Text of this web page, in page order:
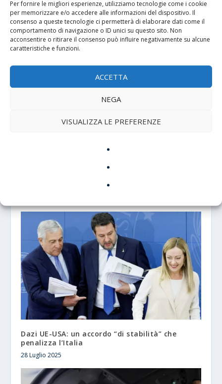
Per fornire le migliori esperienze, utilizziamo tecnologie come i cookie
per memorizzare e/o accedere alle informazioni del dispositivo. Il
consenso a queste tecnologie ci permetterà di elaborare dati come il
comportamento di navigazione o ID unici su questo sito. Non
acconsentire o ritirare il consenso può influire negativamente su alcune
caratteristiche e funzioni.
ACCETTA
NEGA
VISUALIZZA LE PREFERENZE
Tim Walz: Un Nuovo Protagonista tra i
Democratici in USA
7 Agosto 2024
incerto tra tradimento e ricostruzione
Dazi UE-USA: un accordo “di stabilità” che
penalizza l’Italia
28 Luglio 2025